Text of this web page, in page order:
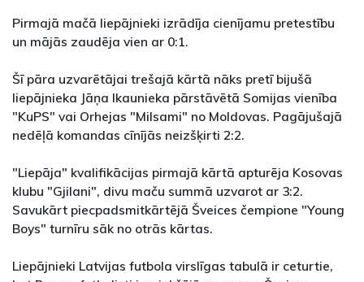
Pirmajā mačā liepājnieki izrādīja cienījamu pretestību
un mājās zaudēja vien ar 0:1.
Šī pāra uzvarētājai trešajā kārtā nāks pretī bijušā
liepājnieka Jāņa Ikaunieka pārstāvētā Somijas vienība
"KuPS" vai Orhejas "Milsami" no Moldovas. Pagājušajā
nedēļā komandas cīnījās neizšķirti 2:2.
"Liepāja" kvalifikācijas pirmajā kārtā apturēja Kosovas
klubu "Gjilani", divu maču summā uzvarot ar 3:2.
Savukārt piecpadsmitkārtējā Šveices čempione "Young
Boys" turnīru sāk no otrās kārtas.
Liepājnieki Latvijas futbola virslīgas tabulā ir ceturtie,